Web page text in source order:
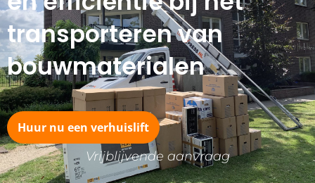
transporteren van
bouwmaterialen
Huur nu een verhuislift
Vrijblijvende aanvraag